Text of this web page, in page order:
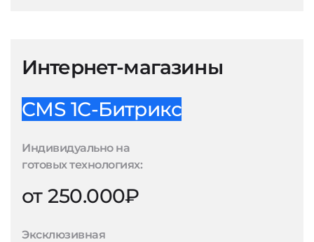
Интернет-магазины
CMS 1С-Битрикс
Индивидуально на
готовых технологиях:
от 250.000₽
Эксклюзивная